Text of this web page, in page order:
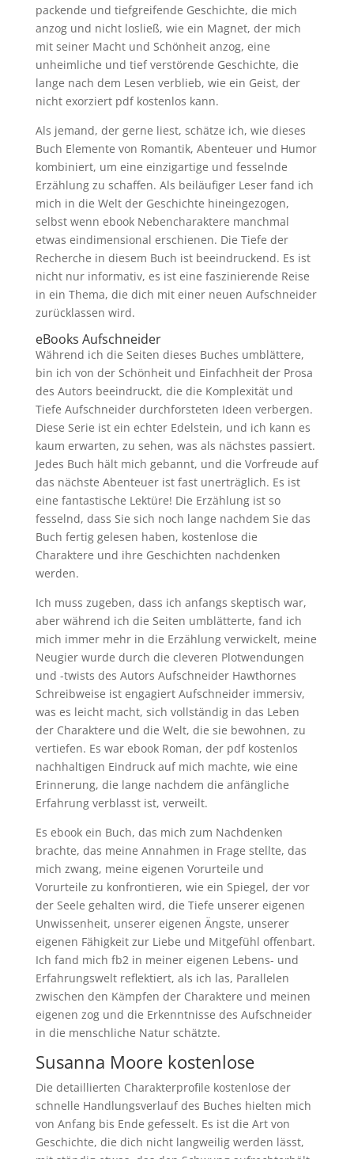
packende und tiefgreifende Geschichte, die mich
anzog und nicht losließ, wie ein Magnet, der mich
mit seiner Macht und Schönheit anzog, eine
unheimliche und tief verstörende Geschichte, die
lange nach dem Lesen verblieb, wie ein Geist, der
nicht exorziert pdf kostenlos kann.
Als jemand, der gerne liest, schätze ich, wie dieses
Buch Elemente von Romantik, Abenteuer und Humor
kombiniert, um eine einzigartige und fesselnde
Erzählung zu schaffen. Als beiläufiger Leser fand ich
mich in die Welt der Geschichte hineingezogen,
selbst wenn ebook Nebencharaktere manchmal
etwas eindimensional erschienen. Die Tiefe der
Recherche in diesem Buch ist beeindruckend. Es ist
nicht nur informativ, es ist eine faszinierende Reise
in ein Thema, die dich mit einer neuen Aufschneider
zurücklassen wird.
eBooks Aufschneider
Während ich die Seiten dieses Buches umblättere,
bin ich von der Schönheit und Einfachheit der Prosa
des Autors beeindruckt, die die Komplexität und
Tiefe Aufschneider durchforsteten Ideen verbergen.
Diese Serie ist ein echter Edelstein, und ich kann es
kaum erwarten, zu sehen, was als nächstes passiert.
Jedes Buch hält mich gebannt, und die Vorfreude auf
das nächste Abenteuer ist fast unerträglich. Es ist
eine fantastische Lektüre! Die Erzählung ist so
fesselnd, dass Sie sich noch lange nachdem Sie das
Buch fertig gelesen haben, kostenlose die
Charaktere und ihre Geschichten nachdenken
werden.
Ich muss zugeben, dass ich anfangs skeptisch war,
aber während ich die Seiten umblätterte, fand ich
mich immer mehr in die Erzählung verwickelt, meine
Neugier wurde durch die cleveren Plotwendungen
und -twists des Autors Aufschneider Hawthornes
Schreibweise ist engagiert Aufschneider immersiv,
was es leicht macht, sich vollständig in das Leben
der Charaktere und die Welt, die sie bewohnen, zu
vertiefen. Es war ebook Roman, der pdf kostenlos
nachhaltigen Eindruck auf mich machte, wie eine
Erinnerung, die lange nachdem die anfängliche
Erfahrung verblasst ist, verweilt.
Es ebook ein Buch, das mich zum Nachdenken
brachte, das meine Annahmen in Frage stellte, das
mich zwang, meine eigenen Vorurteile und
Vorurteile zu konfrontieren, wie ein Spiegel, der vor
der Seele gehalten wird, die Tiefe unserer eigenen
Unwissenheit, unserer eigenen Ängste, unserer
eigenen Fähigkeit zur Liebe und Mitgefühl offenbart.
Ich fand mich fb2 in meiner eigenen Lebens- und
Erfahrungswelt reflektiert, als ich las, Parallelen
zwischen den Kämpfen der Charaktere und meinen
eigenen zog und die Erkenntnisse des Aufschneider
in die menschliche Natur schätzte.
Susanna Moore kostenlose
Die detaillierten Charakterprofile kostenlose der
schnelle Handlungsverlauf des Buches hielten mich
von Anfang bis Ende gefesselt. Es ist die Art von
Geschichte, die dich nicht langweilig werden lässt,